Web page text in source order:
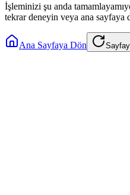
İşleminizi şu anda
tekrar deneyin veya ana sayfaya
Ana Sayfaya Dön